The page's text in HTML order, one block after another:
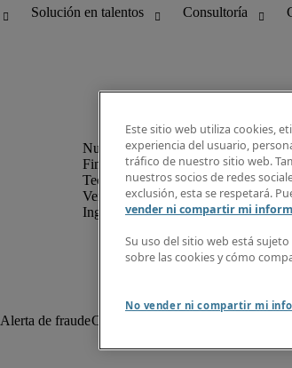
Finanzas y Contabilidad
Tecnología de la Información
Ventas y Marketing
Ingeniería
Alerta de fraudeComentarios al webmaster
Este sitio web utiliza cookies,
experiencia del usuario,
tráfico de nuestro sitio web.
nuestros socios de redes
exclusión, esta se respetará.
vender ni compartir mi
Su uso del sitio web está
sobre las cookies y cómo
No vender ni compartir mi